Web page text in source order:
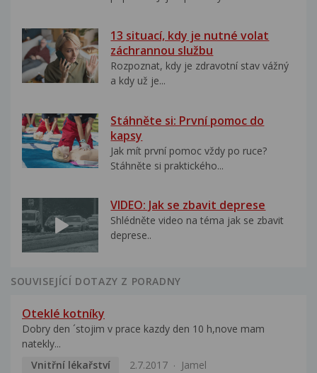
13 situací, kdy je nutné volat
záchrannou službu
Rozpoznat, kdy je zdravotní stav vážný
a kdy už je...
Stáhněte si: První pomoc do
kapsy
Jak mít první pomoc vždy po ruce?
Stáhněte si praktického...
VIDEO: Jak se zbavit deprese
Shlédněte video na téma jak se zbavit
deprese..
SOUVISEJÍCÍ DOTAZY Z PORADNY
Oteklé kotníky
Dobry den ´stojim v prace kazdy den 10 h,nove mam
natekly...
Vnitřní lékařství
2.7.2017 Jamel